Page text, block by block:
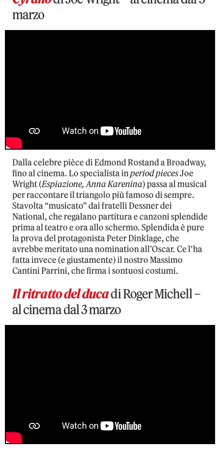
marzo
Dalla celebre pièce di Edmond Rostand a Broadway,
fino al cinema. Lo specialista inperiod piecesJoe
Wright (Espiazione, Anna Karenina) passa al musical
per raccontare il triangolo più famoso di sempre.
Stavolta “musicato” dai fratelli Dessner dei
National, che regalano partitura e canzoni splendide
prima al teatro e ora allo schermo. Splendida è pure
la prova del protagonista Peter Dinklage, che
avrebbe meritato una nomination all’Oscar. Ce l’ha
fatta invece (e giustamente) il nostro Massimo
Cantini Parrini, che firma i sontuosi costumi.
Il ritratto del ducadi Roger Michell –
al cinema dal 3 marzo